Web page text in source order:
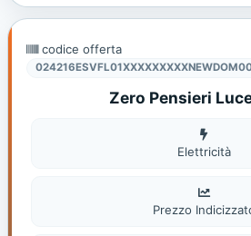
codice offerta
Zero Pensieri
Elettricità
Prezzo